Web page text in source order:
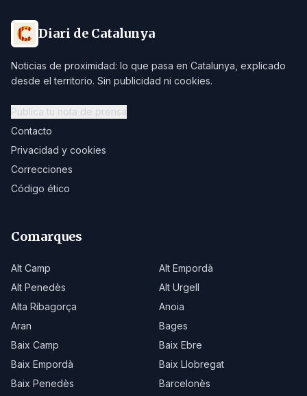
Diari de Catalunya
Noticias de proximidad: lo que pasa en Catalunya, explicado
desde el territorio. Sin publicidad ni cookies.
Publica tu nota de prensa
Contacto
Privacidad y cookies
Correcciones
Código ético
Comarques
Alt Camp
Alt Empordà
Alt Penedès
Alt Urgell
Alta Ribagorça
Anoia
Aran
Bages
Baix Camp
Baix Ebre
Baix Empordà
Baix Llobregat
Baix Penedès
Barcelonès